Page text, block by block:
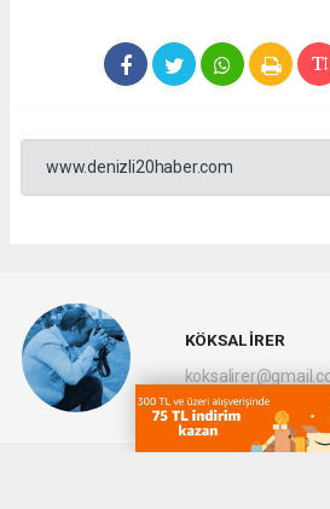
www.denizli20haber.com
KÖKSAL İRER